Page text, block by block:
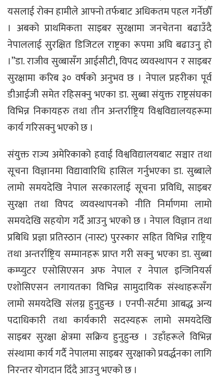
यसलाई रोक्न हामीले आफ्नो तर्फबाट अधिकतम पहल गर्नेछौँ
। अबको प्राथमिकता साइबर सुरक्षामा जनचेतना बढाउँदै
नेपाललाई सुरक्षित डिजिटल राष्ट्रका रूपमा अघि बढाउनु हो
।”डा. राजीव सुव्बासँग आईसीटी, विपद व्यवस्थापन र साइबर
सुरक्षामा करिब ३० वर्षको अनुभव छ । नेपाल प्रहरीका पूर्व
डीआईजी समेत रहिसक्नु भएका डा. सुब्बा संयुक्त राष्ट्रसंघका
विभिन्न निकायहरु तथा तीन अन्तर्राष्ट्रिय विश्वविद्यालयहरूमा
कार्य गरिसक्नु भएको छ ।
संयुक्त राज्य अमेरिकाको हवाई विश्वविद्यालयबाट सञ्चार तथा
सूचना विज्ञानमा विद्यावारिधि हासिल गर्नुभएका डा. सुब्बाले
लामो समयदेखि नेपाल सरकारलाई सूचना प्रविधि, साइबर
सुरक्षा तथा विपद व्यवस्थापनको नीति निर्माणमा लामो
समयदेखि सहयोग गर्दै आउनु भएको छ । नेपाल विज्ञान तथा
प्रबिधि प्रज्ञा प्रतिस्ठान (नास्ट) पुरस्कार सहित विभिन्न राष्ट्रिय
तथा अन्तर्राष्ट्रिय सम्मानहरू प्राप्त गरी सक्नु भएका डा. सुब्बा
कम्प्युटर एसोसिएसन अफ नेपाल र नेपाल इन्जिनियर्स
एशोसिएसन लगायतका विभिन्न सामुदायिक संस्थाहरूसँग
लामो समयदेखि संलग्न हुनुहुन्छ । एनपी-सर्टमा आबद्ध अन्य
पदाधिकारी तथा कार्यकारी सदस्यहरू लामो समयदेखि
साइबर सुरक्षा क्षेत्रमा सक्रिय हुनुहुन्छ । उहाँहरूले विभिन्न
संस्थामा कार्य गर्दै नेपालमा साइबर सुरक्षाको प्रवर्द्धनका लागि
निरन्तर योगदान दिँदै आउनु भएको छ ।